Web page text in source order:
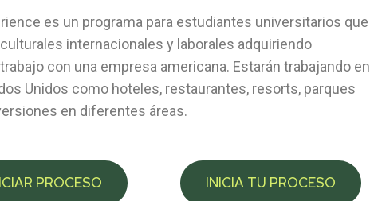
es un programa para estudiantes universitarios que
internacionales y laborales adquiriendo
con una empresa americana. Estarán trabajando en
Unidos como hoteles, restaurantes, resorts, parques
en diferentes áreas.
PROCESO INICIA TU PROCESO